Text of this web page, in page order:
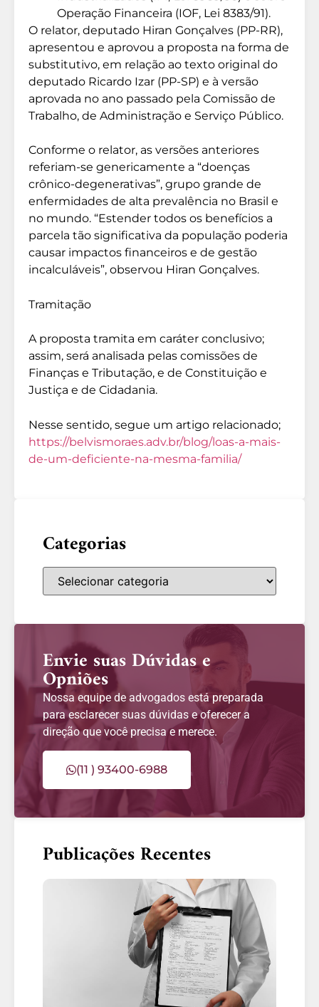
Operação Financeira (IOF, Lei 8383/91).
O relator, deputado Hiran Gonçalves (PP-RR),
apresentou e aprovou a proposta na forma de
substitutivo, em relação ao texto original do
deputado Ricardo Izar (PP-SP) e à versão
aprovada no ano passado pela Comissão de
Trabalho, de Administração e Serviço Público.
Conforme o relator, as versões anteriores
referiam-se genericamente a “doenças
crônico-degenerativas”, grupo grande de
enfermidades de alta prevalência no Brasil e
no mundo. “Estender todos os benefícios a
parcela tão significativa da população poderia
causar impactos financeiros e de gestão
incalculáveis”, observou Hiran Gonçalves.
Tramitação
A proposta tramita em caráter conclusivo;
assim, será analisada pelas comissões de
Finanças e Tributação, e de Constituição e
Justiça e de Cidadania.
Nesse sentido, segue um artigo relacionado;
https://belvismoraes.adv.br/blog/loas-a-mais-
de-um-deficiente-na-mesma-familia/
Publicações Recentes
Envie suas Dúvidas e
Opniões
Nossa equipe de advogados está preparada
para esclarecer suas dúvidas e oferecer a
direção que você precisa e merece.
(11 ) 93400-6988
Categorias